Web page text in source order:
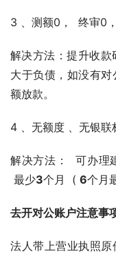
3 、测额0，  终审0
解决方法：提升收款
大于负债，如没有
额
4 、无额度 、无银联
解决方法：  可办理
最少3个月  ( 6个月
去开对公账户注意事
法人带上营业执照原